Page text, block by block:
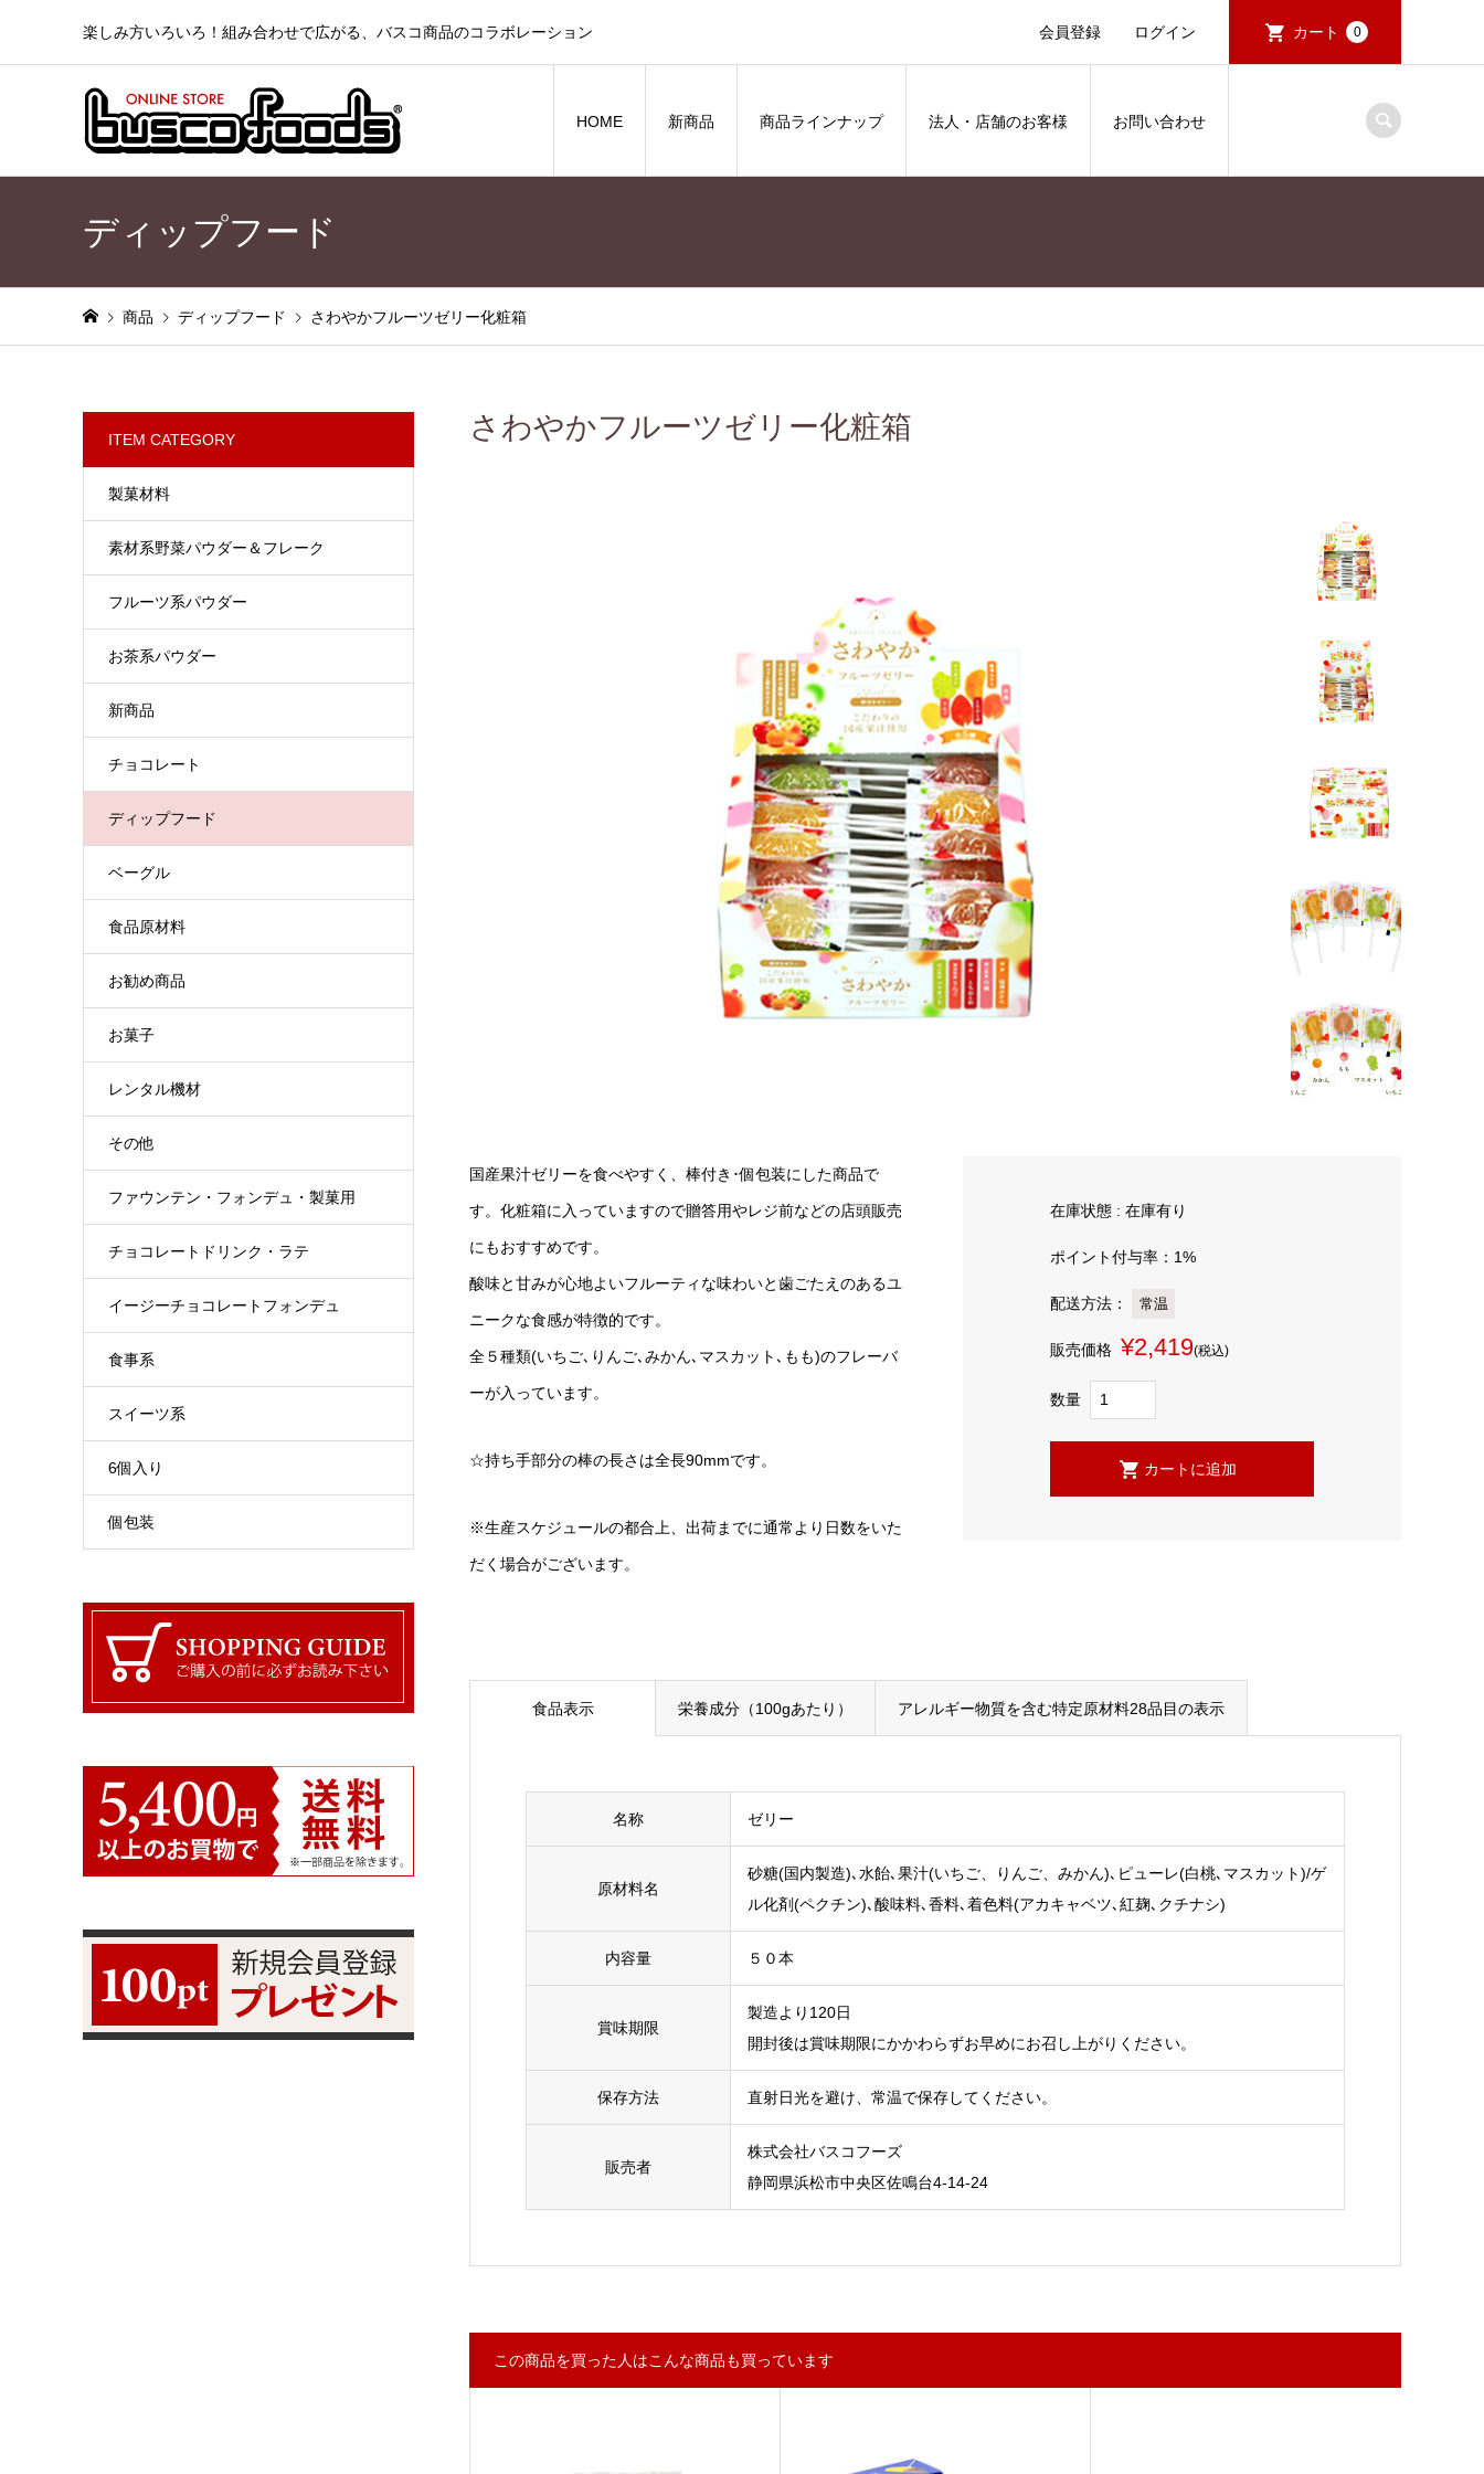
楽しみ方いろいろ！組み合わせで広がる、バスコ商品のコラボレーション 会員登録 ログイン カート 0
HOME 新商品 商品ラインナップ 法人・店舗のお客様 お問い合わせ
ディップフード
商品 ディップフード さわやかフルーツゼリー化粧箱
さわやかフルーツゼリー化粧箱
国産果汁ゼリーを食べやすく、棒付き･個包装にした商品で
す。化粧箱に入っていますので贈答用やレジ前などの店頭販売
にもおすすめです。
酸味と甘みが心地よいフルーティな味わいと歯ごたえのあるユ
ニークな食感が特徴的です。
全５種類(いちご､りんご､みかん､マスカット､もも)のフレーバ
ーが入っています。
☆持ち手部分の棒の長さは全長90mmです。
※生産スケジュールの都合上、出荷までに通常より日数をいた
だく場合がございます。
在庫状態 : 在庫有り
ポイント付与率：1%
配送方法： 常温
販売価格 ¥2,419(税込)
数量
食品表示 栄養成分（100gあたり） アレルギー物質を含む特定原材料28品目の表示
名称 ゼリー
原材料名
砂糖(国内製造)､水飴､果汁(いちご、りんご、みかん)､ピューレ(白桃､マスカット)/ゲ
ル化剤(ペクチン)､酸味料､香料､着色料(アカキャベツ､紅麹､クチナシ)
内容量 ５０本
賞味期限
製造より120日
開封後は賞味期限にかかわらずお早めにお召し上がりください。
保存方法 直射日光を避け、常温で保存してください。
販売者
株式会社バスコフーズ
静岡県浜松市中央区佐鳴台4-14-24
この商品を買った人はこんな商品も買っています
ITEM CATEGORY
製菓材料
素材系野菜パウダー＆フレーク
フルーツ系パウダー
お茶系パウダー
新商品
チョコレート
ディップフード
ベーグル
食品原材料
お勧め商品
お菓子
レンタル機材
その他
ファウンテン・フォンデュ・製菓用
チョコレートドリンク・ラテ
イージーチョコレートフォンデュ
食事系
スイーツ系
6個入り
個包装